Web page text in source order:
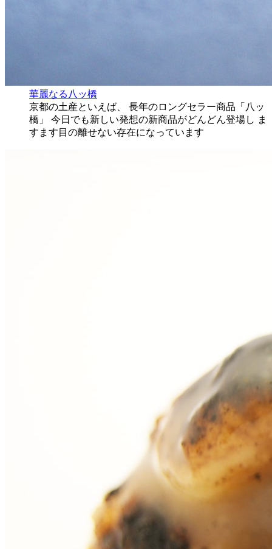
華麗なる八ッ橋
京都の土産といえば、 長年のロングセラー商品「八ッ
橋」 今日でも新しい発想の新商品がどんどん登場し ま
すます目の離せない存在になっています